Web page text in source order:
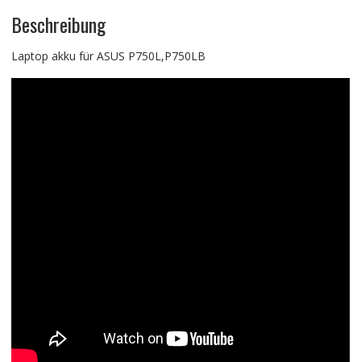
Beschreibung
Laptop akku für ASUS P750L,P750LB